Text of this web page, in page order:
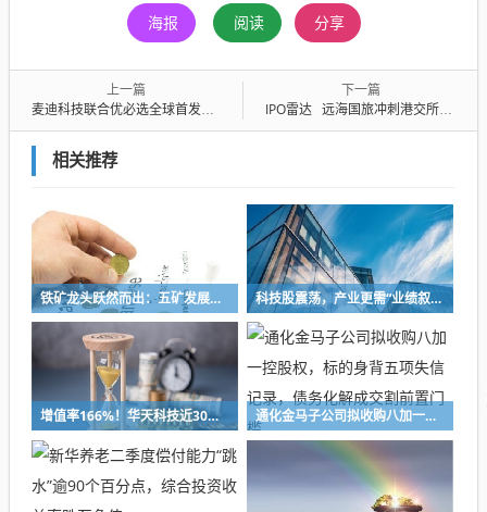
海报 阅读 分享
上一篇
麦迪科技联合优必选全球首发优麦康养机器人 全链路AI医疗战略闭环成型
下一篇
IPO雷达 远海国旅冲刺港交所：去年净利增速回落，客户集中度较高
相关推荐
铁矿龙头跃然而出：五矿发展重组铸就A股铁矿采选重要平台 科技股震荡，产业更需“业绩叙事”
增值率166%！华天科技近30亿元并购下周上会，标的华羿微电曾终止IPO 通化金马子公司拟收购八加一控股权，标的身背五项失信记录，债务化解成交割前置门槛